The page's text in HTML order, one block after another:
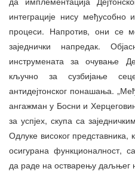
интеграције нису међусобно
процеси. Напротив, они се
заједнички напредак.
инструмената за очување
кључно за сузбијање
антидејтонског понашања.
ангажман у Босни и
за успјех, скупа са
Одлуке високог представника,
осигурана функционалност,
да раде на остварењу даљњег